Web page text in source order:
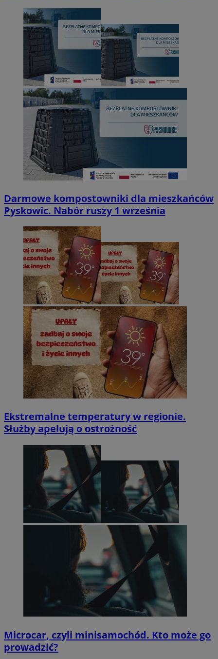
Darmowe kompostowniki dla mieszkańców
Pyskowic. Nabór ruszy 1 września
Ekstremalne temperatury w regionie.
Służby apelują o ostrożność
Microcar, czyli minisamochód. Kto może go
prowadzić?